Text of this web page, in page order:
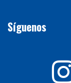
Síguenos